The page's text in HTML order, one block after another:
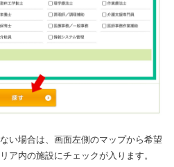
い場合は、画面左側のマップから希望
ア内の施設にチェックが入ります。